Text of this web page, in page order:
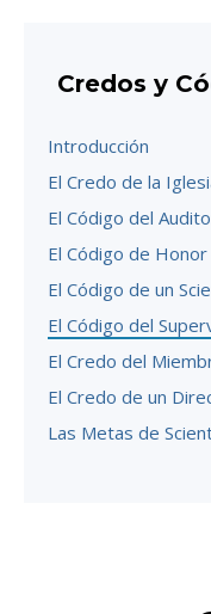
Credos y
Introducción
El Credo de la
El Código del
El Código de Honor
El Código de un
El Código del
El Credo del
El Credo de un
Las Metas de